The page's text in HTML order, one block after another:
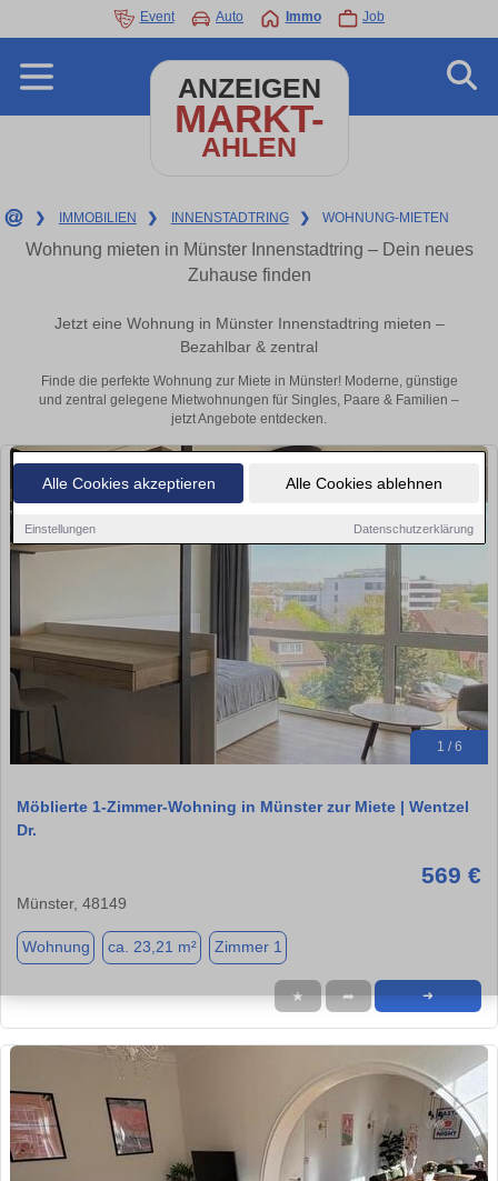
Alle Cookies akzeptieren Alle Cookies ablehnen
Einstellungen Datenschutzerklärung
Event Auto Immo Job
ANZEIGEN
MARKT-
AHLEN
❯ IMMOBILIEN ❯ INNENSTADTRING ❯ WOHNUNG-MIETEN
Wohnung mieten in Münster Innenstadtring – Dein neues
Zuhause finden
Jetzt eine Wohnung in Münster Innenstadtring mieten –
Bezahlbar & zentral
Finde die perfekte Wohnung zur Miete in Münster! Moderne, günstige
und zentral gelegene Mietwohnungen für Singles, Paare & Familien –
jetzt Angebote entdecken.
1 / 6
Möblierte 1-Zimmer-Wohning in Münster zur Miete | Wentzel
Dr.
569 €
Münster, 48149
Wohnung ca. 23,21 m² Zimmer 1
★ ➦ ➜